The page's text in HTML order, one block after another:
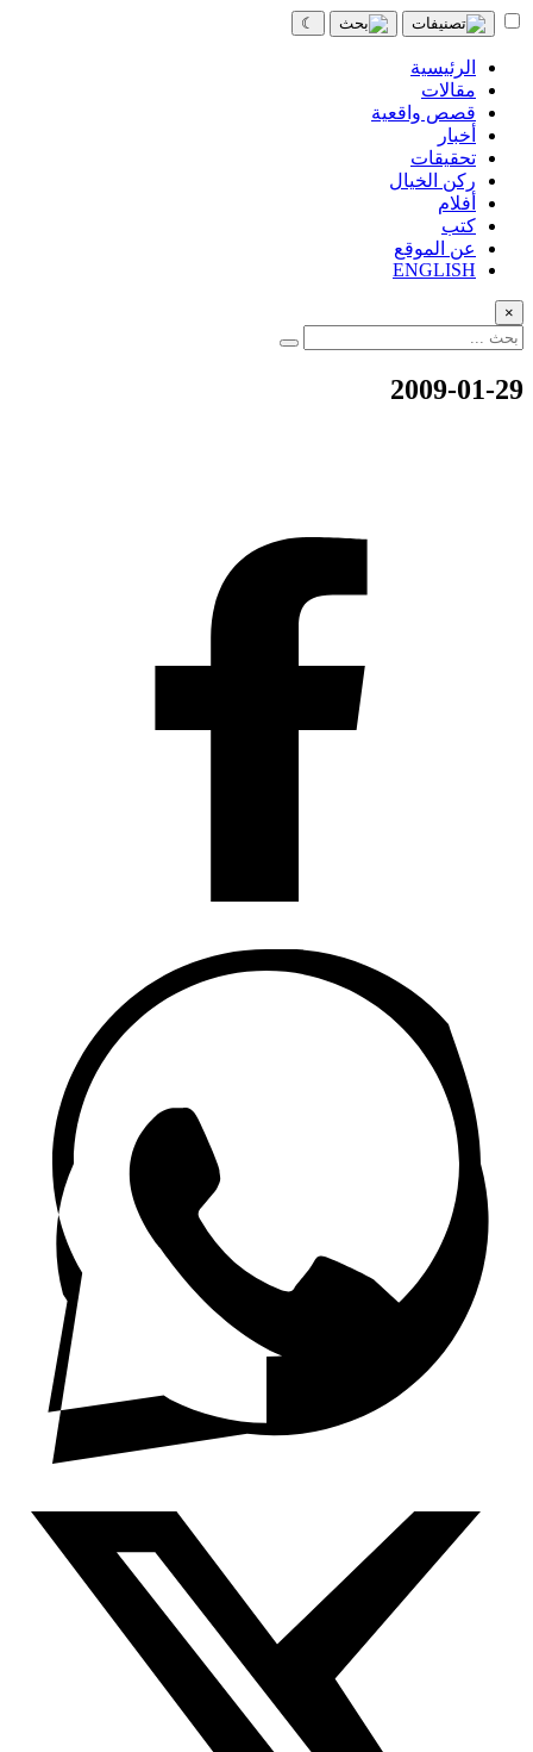
☾
الرئيسية
مقالات
قصص واقعية
أخبار
تحقيقات
ركن الخيال
أفلام
كتب
عن الموقع
ENGLISH
×
2009-01-29